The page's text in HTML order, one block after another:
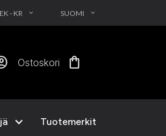
- KR EXPAND_MORE SUOMI EXPAND_MORE
Ostoskori shopping_bag
expand_more Tuotemerkit